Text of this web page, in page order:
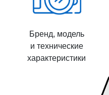
Бренд, модель
и технические
характеристики